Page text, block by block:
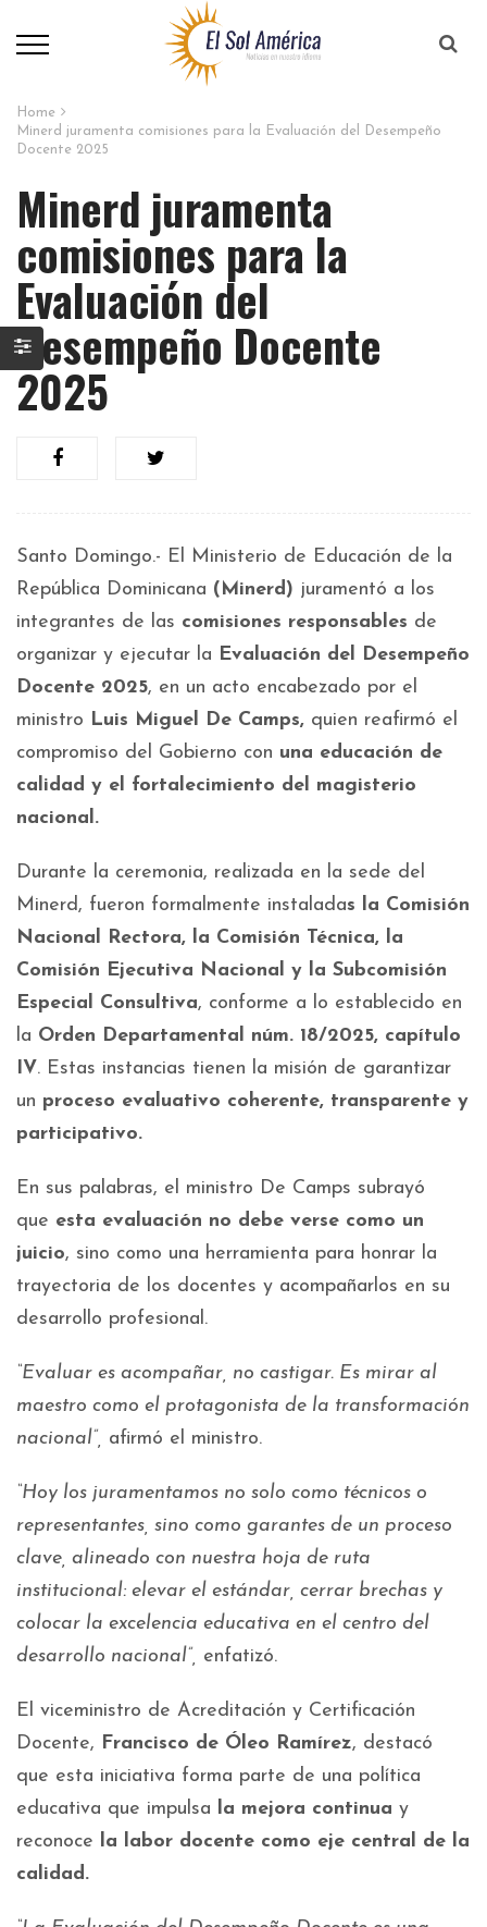
Home
Minerd juramenta comisiones para la Evaluación del Desempeño
Docente 2025
Minerd juramenta
comisiones para la
Evaluación del
Desempeño Docente
2025
Santo Domingo.- El Ministerio de Educación de la
República Dominicana (Minerd) juramentó a los
integrantes de las comisiones responsables de
organizar y ejecutar la Evaluación del Desempeño
Docente 2025, en un acto encabezado por el
ministro Luis Miguel De Camps, quien reafirmó el
compromiso del Gobierno con una educación de
calidad y el fortalecimiento del magisterio
nacional.
Durante la ceremonia, realizada en la sede del
Minerd, fueron formalmente instaladas la Comisión
Nacional Rectora, la Comisión Técnica, la
Comisión Ejecutiva Nacional y la Subcomisión
Especial Consultiva, conforme a lo establecido en
la Orden Departamental núm. 18/2025, capítulo
IV. Estas instancias tienen la misión de garantizar
un proceso evaluativo coherente, transparente y
participativo.
En sus palabras, el ministro De Camps subrayó
que esta evaluación no debe verse como un
juicio, sino como una herramienta para honrar la
trayectoria de los docentes y acompañarlos en su
desarrollo profesional.
“Evaluar es acompañar, no castigar. Es mirar al
maestro como el protagonista de la transformación
nacional”, afirmó el ministro.
“Hoy los juramentamos no solo como técnicos o
representantes, sino como garantes de un proceso
clave, alineado con nuestra hoja de ruta
institucional: elevar el estándar, cerrar brechas y
colocar la excelencia educativa en el centro del
desarrollo nacional”, enfatizó.
El viceministro de Acreditación y Certificación
Docente, Francisco de Óleo Ramírez, destacó
que esta iniciativa forma parte de una política
educativa que impulsa la mejora continua y
reconoce la labor docente como eje central de la
calidad.